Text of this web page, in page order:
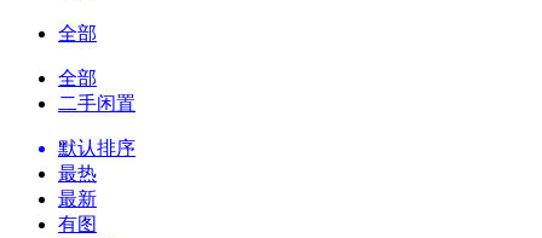
全部
全部
二手闲置
默认排序
最热
最新
有图